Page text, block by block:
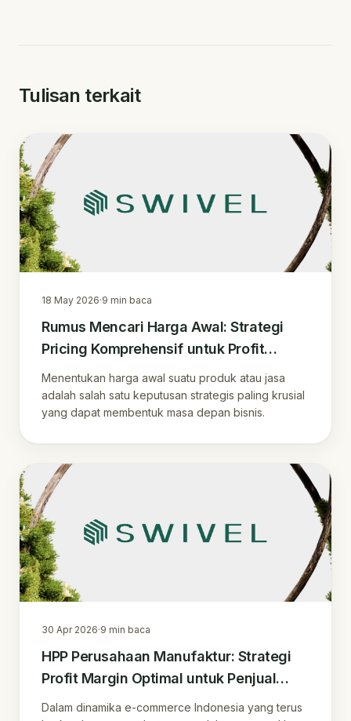
Tulisan terkait
18 May 2026·9 min baca
Rumus Mencari Harga Awal: Strategi
Pricing Komprehensif untuk Profit
Maksimal di Era Digital
Menentukan harga awal suatu produk atau jasa
adalah salah satu keputusan strategis paling krusial
yang dapat membentuk masa depan bisnis.
30 Apr 2026·9 min baca
HPP Perusahaan Manufaktur: Strategi
Profit Margin Optimal untuk Penjual
Online di Era Marketplace
Dalam dinamika e-commerce Indonesia yang terus